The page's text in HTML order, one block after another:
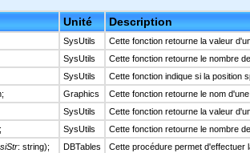
Unité Description
SysUtils Cette fonction retourne la valeur
SysUtils Cette fonction retourne le nombre
SysUtils Cette fonction indique si la position
Graphics
Cette fonction retourne le nom
SysUtils Cette fonction retourne la valeur
SysUtils Cette fonction retourne le nombre
: string); DBTables Cette procédure permet